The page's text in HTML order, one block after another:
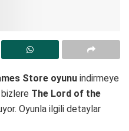
Store oyunu indirmeye
bizlere The Lord of the
Oyunla ilgili detaylar